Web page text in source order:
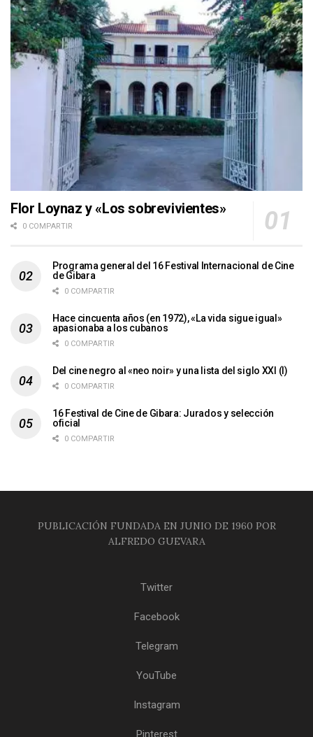
Flor Loynaz y «Los sobrevivientes»
0 COMPARTIR
Programa general del 16 Festival Internacional de Cine
de Gibara
0 COMPARTIR
Hace cincuenta años (en 1972), «La vida sigue igual»
apasionaba a los cubanos
0 COMPARTIR
Del cine negro al «neo noir» y una lista del siglo XXI (I)
0 COMPARTIR
16 Festival de Cine de Gibara: Jurados y selección
oficial
0 COMPARTIR
PUBLICACIÓN FUNDADA EN JUNIO DE 1960 POR
ALFREDO GUEVARA
Twitter
Facebook
Telegram
YouTube
Instagram
Pinterest